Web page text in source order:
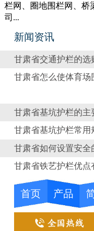
栏网、圈地围栏网、桥
司...
新闻资讯
甘肃省交通护栏的选
甘肃省怎么使体育
甘肃省基坑护栏的主
甘肃省基坑护栏常用
甘肃省如何设置安全
甘肃省铁艺护栏优点
首页 产品